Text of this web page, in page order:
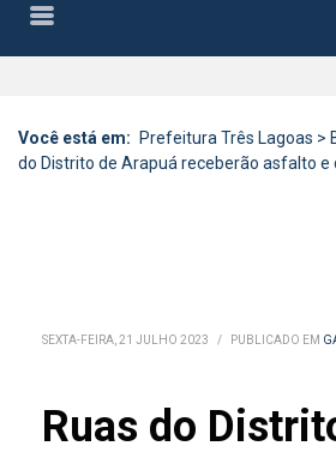
Você está em: Prefeitura Três Lagoas >
do Distrito de Arapuá receberão asfalto e
SEXTA-FEIRA, 21 JULHO 2023 / PUBLICADO EM
Ruas do